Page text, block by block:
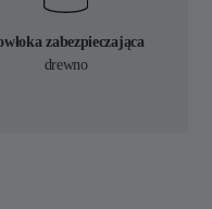
zabezpieczająca
drewno